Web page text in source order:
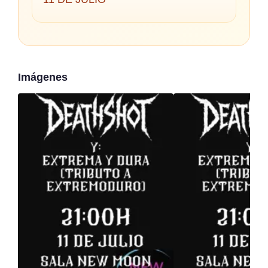
Imágenes